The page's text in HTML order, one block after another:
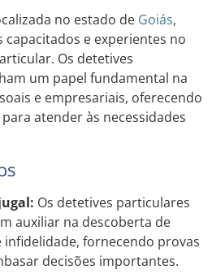
no estado de Goiás,
e experientes no
Os detetives
um papel fundamental na
e empresariais, oferecendo
atender às necessidades
Os detetives particulares
auxiliar na descoberta de
infidelidade, fornecendo provas
decisões importantes.